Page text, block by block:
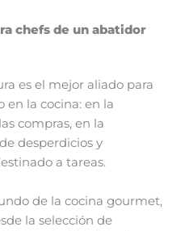
chefs de un abatidor
es el mejor aliado para
en la cocina: en la
compras, en la
desperdicios y
a tareas.
de la cocina gourmet,
la selección de